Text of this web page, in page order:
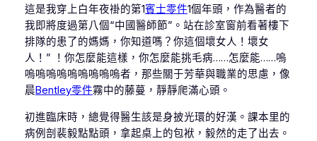
這是我穿上白年夜褂的第1賓士零件1個年頭，作為醫者的
我即將度過第八個“中國醫師節”。站在診室窗前看著樓下
排隊的患了的媽媽，你知道嗎？你這個壞女人！壞女
人！” ！你怎麼能這樣，你怎麼能挑毛病……怎麼能……嗚
嗚嗚嗚嗚嗚嗚嗚嗚嗚者，那些關于芳華與職業的思慮，像
晨Bentley零件霧中的藤蔓，靜靜爬滿心頭。
初進臨床時，總覺得醫生該是身披光環的好漢。課本里的
病例剖裴毅點點頭，拿起桌上的包袱，毅然的走了出去。